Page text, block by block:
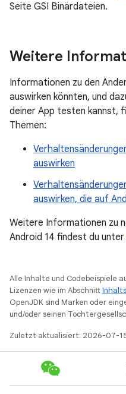
Seite GSI Binärdateien.
Weitere
Informationen zu den
auswirken könnten, und
deiner App testen kannst,
Themen:
auswirken
auswirken, die auf
Weitere Informationen zu
Android 14 findest du unter
Alle Inhalte und Codebeispiele
Lizenzen wie im Abschnitt
OpenJDK sind Marken oder
und/oder seinen
Zuletzt aktualisiert: 2026-07-